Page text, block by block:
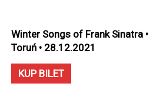
Winter Songs of Frank Sinatra •
Toruń • 28.12.2021
KUP BILET